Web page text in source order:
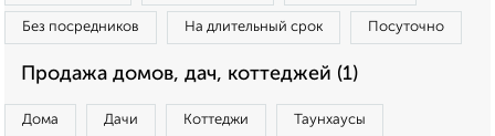
Без посредников На длительный срок Посуточно
Продажа домов, дач, коттеджей (1)
Дома Дачи Коттеджи Таунхаусы